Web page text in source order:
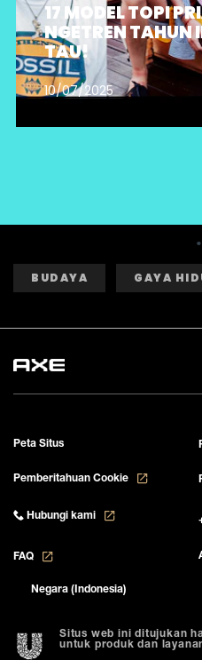
17 MODEL TOPI
NGETREN TAHUN
TAU!
10/07/2025
.
BUDAYA GAYA
Peta Situs
Pemberitahuan Cookie
Hubungi kami
FAQ
Negara (Indonesia)
Situs web ini ditujukan
untuk produk dan